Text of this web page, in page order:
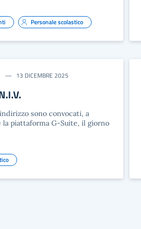
Personale scolastico
13 DICEMBRE 2025
sono convocati, a
piattaforma G-Suite, il giorno